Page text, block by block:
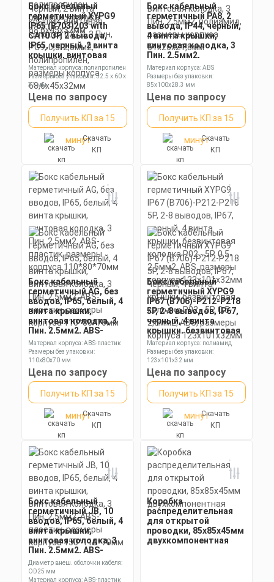
Бокс кабельный
герметичный XYPG9
IP65 (B703)203 with
CA10 3P, 2 вывода,
IP65, черный, 2 винта
крышки, винтовая
колодка CA10, 3 Пин,
PG9, 0,5-2,5мм2,
полипропилен,
размеры корпуса
68,6х45х32мм
Материал корпуса: полипропилен
Размеры без упаковки: 52.5 x 60 x
31 мм
Степень пылевлагозащиты: IP66
Цена по запросу
Получить КП за 15
минутСкачать
КП
Бокс кабельный
герметичный РА8, 2
вывода, IP44, черный,
4 винта крышки,
винтовая колодка, 3
Пин, 2,5мм2,
полиамид, размеры
корпуса 51х26х21,8мм
Материал корпуса: ABS
Размеры без упаковки:
85x100x28.3 мм
Степень пылевлагозащиты: IP67
Цена по запросу
Получить КП за 15
минутСкачать
КП
Бокс кабельный
герметичный AG, без
вводов, IP65, белый, 4
винта крышки,
винтовая колодка, 3
Пин, 2,5мм2, ABS-
пластик, размеры
корпуса 110*80*70мм
Материал корпуса: ABS-пластик
Размеры без упаковки:
110х80х70 мм
Степень пылевлагозащиты: IP65
Цена по запросу
Получить КП за 15
минутСкачать
КП
Бокс кабельный
герметичный XYPG9
IP67 (B706)-P212-P218
5P, 2-8 выводов, IP67,
черный, 4 винта
крышки, безвинтовая
колодка Р02 - 5Р, 0,5-
2,5мм2, ABS, размеры
корпуса 123х101х32мм
Материал корпуса: полиамид
Размеры без упаковки:
123х101х32 мм
Степень пылевлагозащиты: IP68
Цена по запросу
Получить КП за 15
минутСкачать
КП
Бокс кабельный
герметичный JB, 10
вводов, IP65, белый, 4
винта крышки,
винтовая колодка, 3
Пин, 2,5мм2, ABS-
пластик, размеры
корпуса 150*110*70мм
Диаметр внеш. оболочки кабеля:
OD25 мм
Материал корпуса: ABS-пластик
Коробка
распределительная
для открытой
проводки, 85х85х45мм
двухкомпонентная